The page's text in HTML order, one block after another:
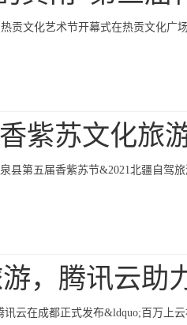
贡文化艺术节开幕式在热贡文化
紫苏文化旅
县第五届香紫苏节&2021北疆自驾
，腾讯云助
讯云在成都正式发布&ldquo;百万上